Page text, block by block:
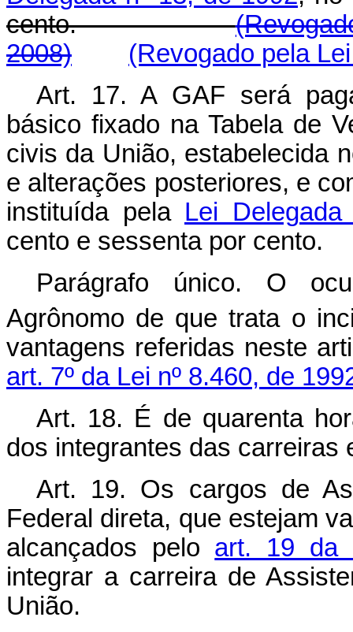
cento.
2008)
(Revogado pela
Art. 17. A GAF será
básico fixado na Tabela de
civis da União, estabelecida
e alterações posteriores, e
instituída pela Lei
cento e sessenta por cento.
Parágrafo único. O
Agrônomo de que trata o
vantagens referidas neste
art. 7º da Lei nº 8.460, de
Art. 18. É de quarenta
dos integrantes das carreiras
Art. 19. Os cargos de
Federal direta, que estejam
alcançados pelo art. 19 da
integrar a carreira de
União.